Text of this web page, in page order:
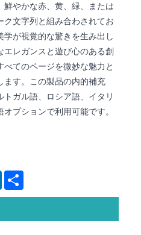
鮮やかな赤、黄、緑、または
文字列と組み合わされてお
学が視覚的な驚きを生み出し
エレガンスと遊び心のある創
てのページを微妙な魅力と
ます。この製品の内的補充
ガル語、ロシア語、イタリ
プションで利用可能です。
LinkedIn